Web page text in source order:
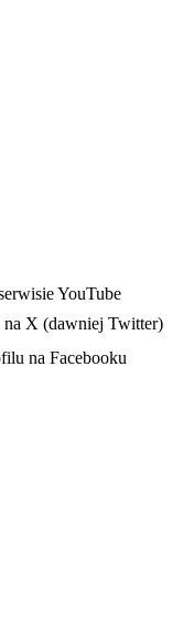
YouTube
na X (dawniej Twitter)
na Facebooku